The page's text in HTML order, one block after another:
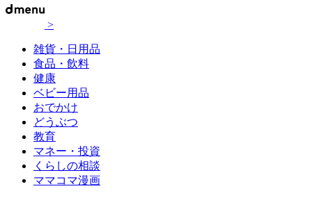
>
雑貨・日用品
食品・飲料
健康
ベビー用品
おでかけ
どうぶつ
教育
マネー・投資
くらしの相談
ママコマ漫画